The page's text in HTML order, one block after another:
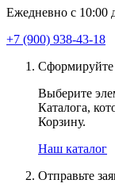
Ежедневно с 10:00
+7 (900) 938-43-18
Сформируйте
Выберите
Каталога,
Корзину.
Наш каталог
Отправьте